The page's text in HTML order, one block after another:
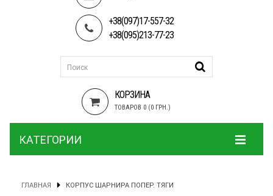
+38(097)17-557-32
+38(095)213-77-23
КОРЗИНА
ТОВАРОВ 0 (0 ГРН.)
КАТЕГОРИИ
ГЛАВНАЯ КОРПУС ШАРНИРА ПОПЕР. ТЯГИ